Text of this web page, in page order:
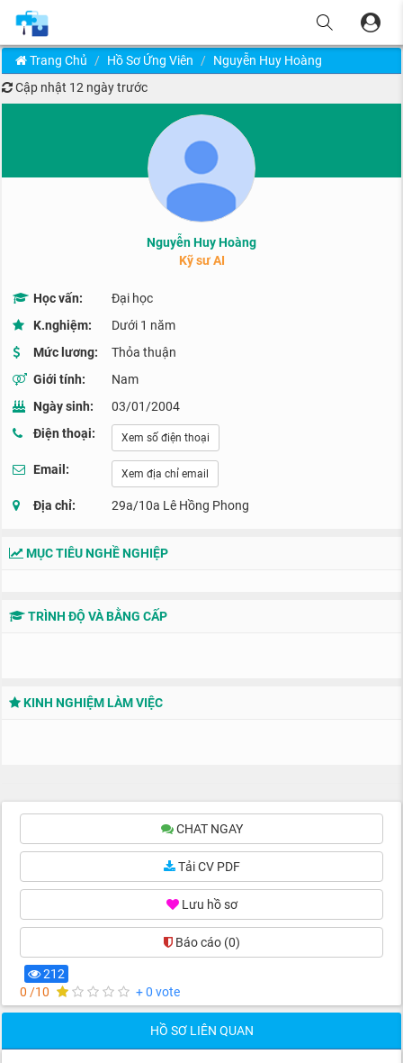
Trang Chủ Hồ Sơ Ứng Viên
Nguyễn Huy Hoàng
Cập nhật 12 ngày trước
Nguyễn Huy Hoàng
Kỹ sư AI
Học vấn:
Đại học
K.nghiệm:
Dưới 1 năm
Mức lương:
Thỏa thuận
Giới tính:
Nam
Ngày sinh:
03/01/2004
Điện thoại:
Xem số điện thoại
Email: Xem địa chỉ email
Địa chỉ: 29a/10a Lê Hồng Phong
MỤC TIÊU NGHỀ NGHIỆP
TRÌNH ĐỘ VÀ BẰNG CẤP
KINH NGHIỆM LÀM VIỆC
CHAT NGAY
Tải CV PDF
Lưu hồ sơ
Báo cáo (0)
212
0 /10
+ 0 vote
HỒ SƠ LIÊN QUAN